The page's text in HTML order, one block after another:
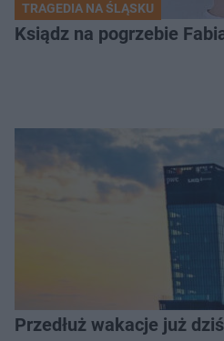
TRAGEDIA NA ŚLĄSKU
Ksiądz na pogrzebie
Przedłuż wakacje już